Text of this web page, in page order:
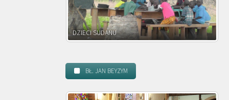
DZIECI ZAMBII
BŁ. JAN BEYZYM